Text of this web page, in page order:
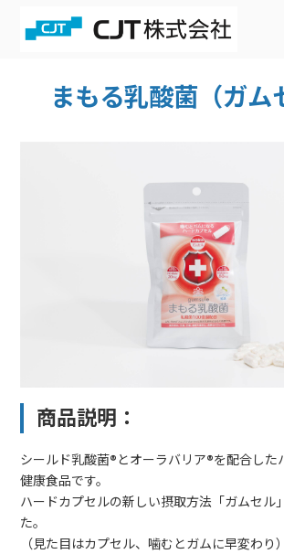
まもる乳酸菌（ガム
商品説明：
シールド乳酸菌®とオーラバリア®を配合した
健康食品です。
ハードカプセルの新しい摂取方法「ガムセル
た。
（見た目はカプセル、噛むとガムに早変わり）